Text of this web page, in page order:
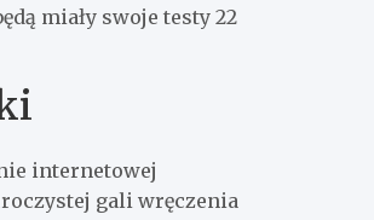
miały swoje testy 22
internetowej
gali wręczenia